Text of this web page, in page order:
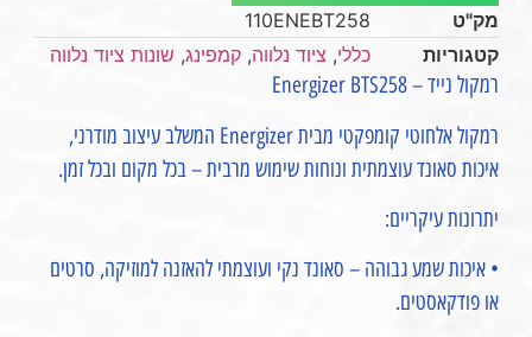
מק"ט
110ENEBT258
קטגוריות
כללי, ציוד נלווה, קמפינג, שונות ציוד נלווה
רמקול נייד – Energizer BTS258
רמקול אלחוטי קומפקטי מבית Energizer המשלב עיצוב מודרני,
איכות סאונד עוצמתית ונוחות שימוש מרבית – בכל מקום ובכל זמן.
יתרונות עיקריים:
• איכות שמע גבוהה – סאונד נקי ועוצמתי להאזנה למוזיקה, סרטים
או פודקאסטים.